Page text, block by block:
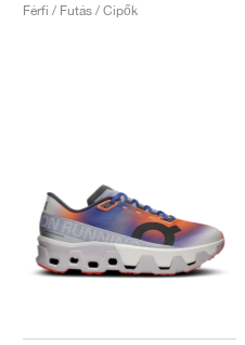
Férfi / Futás / Cipők